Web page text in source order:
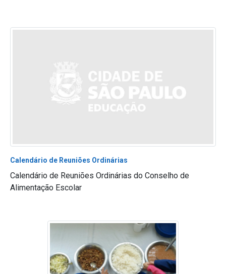
Calendário de Reuniões Ordinárias
Calendário de Reuniões Ordinárias do Conselho de
Alimentação Escolar